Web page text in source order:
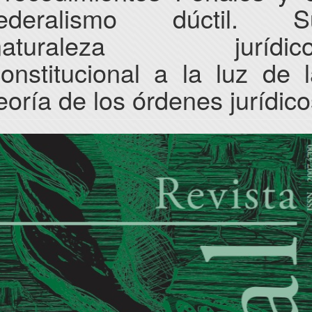
dúctil.
a la luz de
de los órdenes